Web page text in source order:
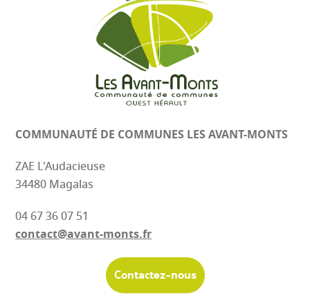
COMMUNAUTÉ DE COMMUNES LES AVANT-MONTS
ZAE L'Audacieuse
34480 Magalas
04 67 36 07 51
contact@avant-monts.fr
Contactez-nous